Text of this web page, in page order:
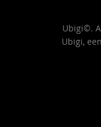
Ubigi©.
Ubigi,